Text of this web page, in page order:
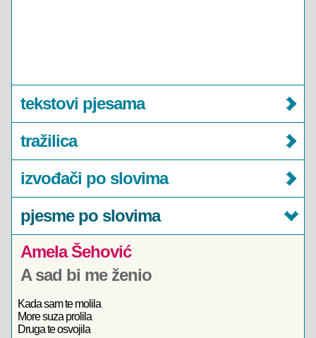
tekstovi pjesama
tražilica
izvođači po slovima
pjesme po slovima
Amela Šehović
A sad bi me ženio
Kada sam te molila
More suza prolila
Druga te osvojila